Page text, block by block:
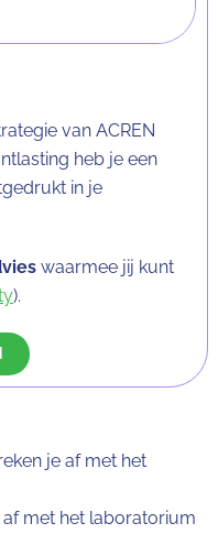
van ACREN
heb je een
in je
waarmee jij kunt
).
je af met het
met het laboratorium